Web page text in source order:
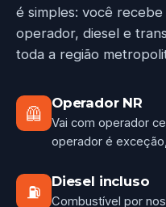
é simples: você
operador, diesel e
toda a região
🦺
Operador NR
Vai com operador
operador é
⛽
Diesel incluso
Combustível por